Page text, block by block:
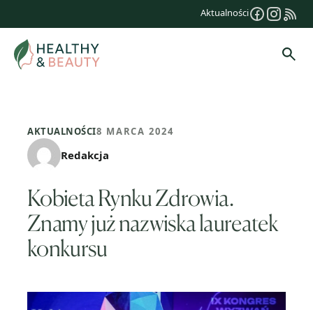
treści
Aktualności
AKTUALNOŚCI8 MARCA 2024
Redakcja
Kobieta Rynku Zdrowia.
Znamy już nazwiska laureatek
konkursu